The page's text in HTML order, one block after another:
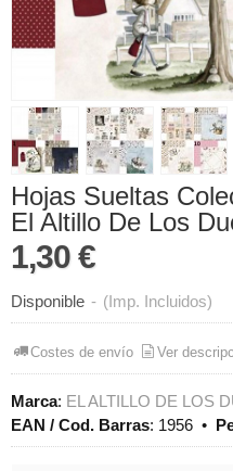
Hojas Sueltas
El Altillo De Los
1,30 €
Disponible - (Imp. Incluidos)
Costes de envío Ver
Marca: EL ALTILLO DE LOS
EAN / Cod. Barras: 1956 •